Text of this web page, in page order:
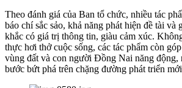
Theo đánh giá của Ban tổ chức, nhiều tác
báo chí sắc sảo, khả năng phát hiện đề tài và
khắc có giá trị thông tin, giàu cảm xúc.
thực hơi thở cuộc sống, các tác phẩm còn
vùng đất và con người Đồng Nai năng động,
bước bứt phá trên chặng đường phát triển